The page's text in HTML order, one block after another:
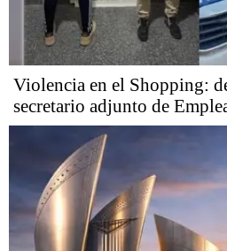
Violencia en el Shopping:
secretario adjunto de